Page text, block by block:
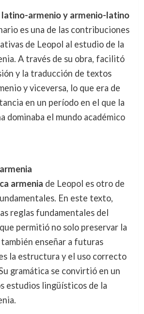
latino-armenio y armenio-latino
es una de las contribuciones
de Leopol al estudio de la
A través de su obra, facilitó
y la traducción de textos
y viceversa, lo que era de
en un período en el que la
dominaba el mundo académico
armenia de Leopol es otro de
En este texto,
reglas fundamentales del
permitió no solo preservar la
enseñar a futuras
la estructura y el uso correcto
gramática se convirtió en un
estudios lingüísticos de la